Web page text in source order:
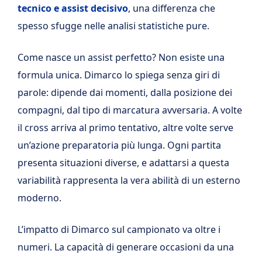
tecnico e assist decisivo, una differenza che
spesso sfugge nelle analisi statistiche pure.
Come nasce un assist perfetto? Non esiste una
formula unica. Dimarco lo spiega senza giri di
parole: dipende dai momenti, dalla posizione dei
compagni, dal tipo di marcatura avversaria. A volte
il cross arriva al primo tentativo, altre volte serve
un’azione preparatoria più lunga. Ogni partita
presenta situazioni diverse, e adattarsi a questa
variabilità rappresenta la vera abilità di un esterno
moderno.
L’impatto di Dimarco sul campionato va oltre i
numeri. La capacità di generare occasioni da una